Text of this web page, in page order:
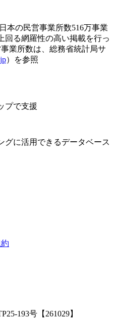
本の民営事業所数516万事業
回る網羅性の高い掲載を行っ
業所数は、総務省統計局サ
）を参照
プで支援
グに活用できるデータベース
193号【261029】